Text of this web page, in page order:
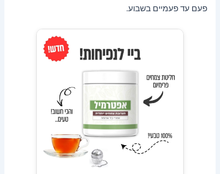
פעם עד פעמיים בשבוע.